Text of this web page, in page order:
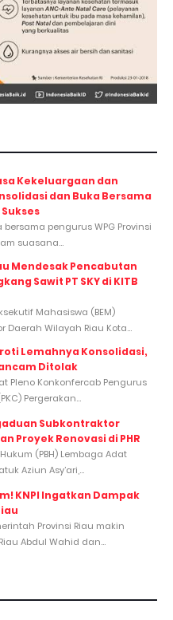
Kekeluargaan dan
dan Buka Bersama
pengurus WPG Provinsi
suasana...
Mendesak Pencabutan
Sawit PT SKY di KITB
Mahasiswa (BEM)
Daerah Wilayah Riau Kota...
Lemahnya Konsolidasi,
Ditolak
Pleno Konkonfercab Pengurus
Pergerakan...
Subkontraktor
Proyek Renovasi di PHR
(PBH) Lembaga Adat
Aziun Asy’ari,...
KNPI Ingatkan Dampak
Provinsi Riau makin
Abdul Wahid dan...